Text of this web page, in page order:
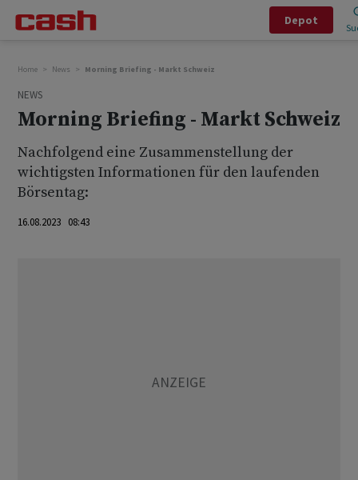
Depot
Home News Morning Briefing - Markt Schweiz
NEWS
Morning Briefing - Markt Schweiz
Nachfolgend eine Zusammenstellung der
wichtigsten Informationen für den laufenden
Börsentag:
16.08.2023 08:43